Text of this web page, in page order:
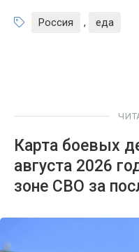
Россия , еда
Карта боевых
августа 2026
зоне СВО за